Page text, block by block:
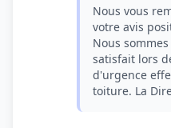
Nous vous
votre avis
Nous
satisfait lors
d'urgence
toiture. La